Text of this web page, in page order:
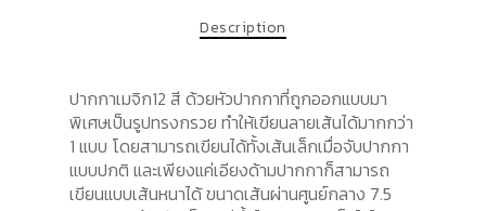
Description
ปากกาเมจิก12 สี ด้วยหัวปากกาที่ถูกออกแบบมา
พิเศษเป็นรูปทรงกรวย ทำให้เขียนลายเส้นได้มากกว่า
1 แบบ โดยสามารถเขียนได้ทั้งเส้นเล็กเมื่อจับปากกา
แบบปกติ และเพียงแค่เอียงด้ามปากกาก็สามารถ
เขียนแบบเส้นหนาได้ ขนาดเส้นผ่านศูนย์กลาง 7.5